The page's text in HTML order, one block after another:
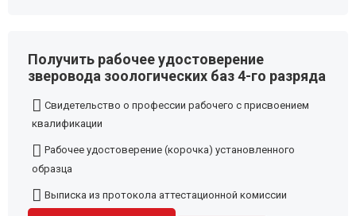
Получить рабочее удостоверение
зверовода зоологических баз 4-го разряда
Свидетельство о профессии рабочего с присвоением
квалификации
Рабочее удостоверение (корочка) установленного
образца
Выписка из протокола аттестационной комиссии